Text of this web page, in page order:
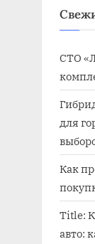
СТО
для
Как
Title:
авто: